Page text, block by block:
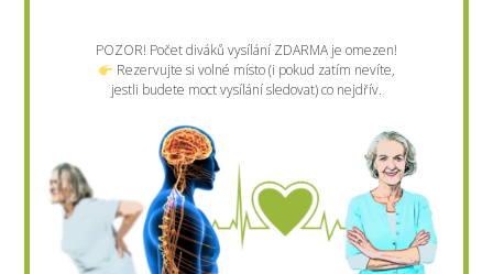
POZOR! Počet diváků vysílání ZDARMA je omezen!
Rezervujte si volné místo (i pokud zatím nevíte,
jestli budete moct vysílání sledovat) co nejdřív.